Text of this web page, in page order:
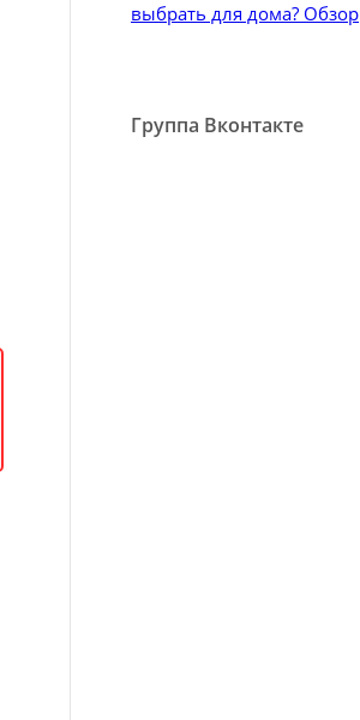
выбрать для дома? Обзор
Группа Вконтакте